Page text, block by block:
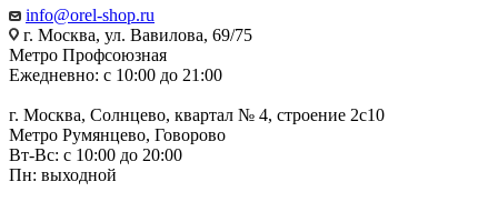
info@orel-shop.ru
г. Москва, ул. Вавилова, 69/75
Метро Профсоюзная
Ежедневно: с 10:00 до 21:00
г. Москва, Солнцево, квартал № 4, строение 2с10
Метро Румянцево, Говорово
Вт-Вс: с 10:00 до 20:00
Пн: выходной